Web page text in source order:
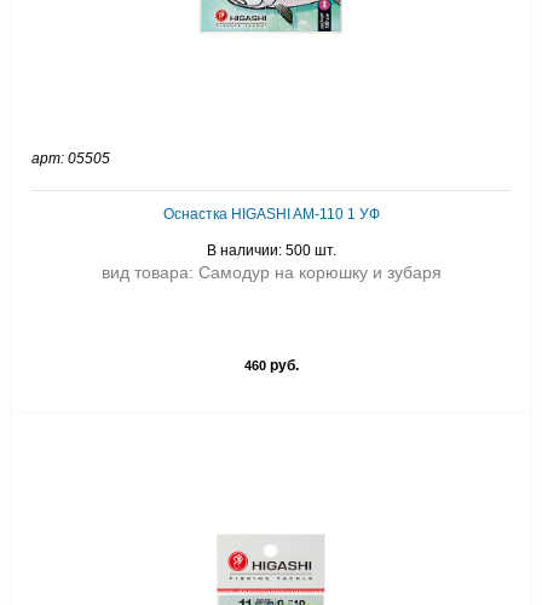
арт: 05505
Оснастка HIGASHI AM-110 1 УФ
В наличии: 500 шт.
вид товара: Самодур на корюшку и зубаря
460руб.